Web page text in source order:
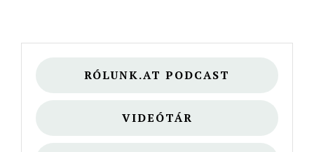
RÓLUNK.AT PODCAST
VIDEÓTÁR